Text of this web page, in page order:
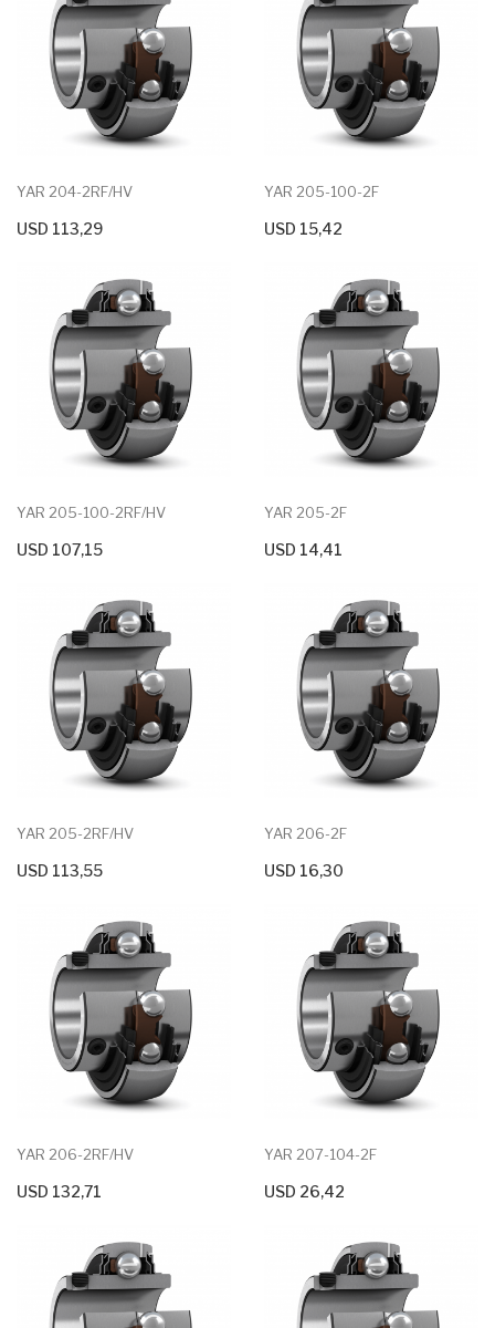
YAR 204-2RF/HV
USD 113,29
YAR 205-100-2F
USD 15,42
+ Agregar Al Carrito
YAR 205-100-2RF/HV
USD 107,15
+ Agregar Al Carrito
YAR 205-2F
USD 14,41
+ Agregar Al Carrito
YAR 205-2RF/HV
USD 113,55
+ Agregar Al Carrito
YAR 206-2F
USD 16,30
YAR 206-2RF/HV
USD 132,71
+ Agregar Al Carrito
YAR 207-104-2F
USD 26,42
+ Agregar Al Carrito